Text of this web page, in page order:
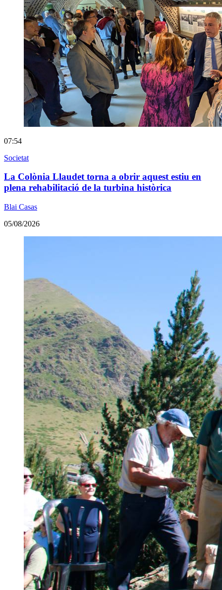
07:54
Societat
La Colònia Llaudet torna a obrir aquest estiu en
plena rehabilitació de la turbina històrica
Blai Casas
05/08/2026